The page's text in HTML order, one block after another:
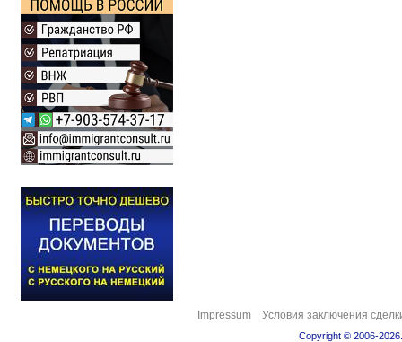
Impressum Условия заключения
Copyright © 2006-